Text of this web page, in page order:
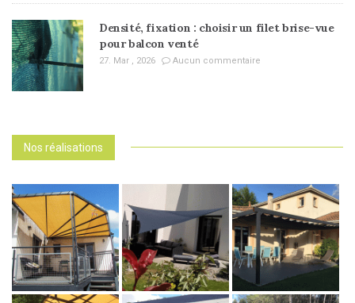
Densité, fixation : choisir un filet brise-vue
pour balcon venté
27. Mar , 2026 Aucun commentaire
Nos réalisations